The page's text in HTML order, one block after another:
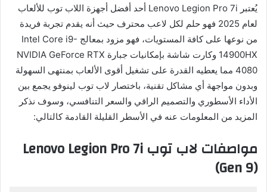
يُعتبر Lenovo Legion Pro 7i أحد أفضل أجهزة اللاب توب للألعاب
لعام 2025 فهو حلم لكل لاعب محترف حيث أنه يقدم تجربة فريدة
من نوعها على كافة المستويات، فهو مزود بمعالج Intel Core i9-
14900HX وكارت شاشة بإمكانيات جبارة NVIDIA GeForce RTX
4080 مما يعطيه القدرة على تشغيل أقوى الألعاب بمنتهى السهولة
وبدون مواجهة أي مشاكل تقنية، باختصار لاب توب لينوفو يجمع بين
الأداء الأسطوري والتصميم الراقي والسعر التنافسي، وسوف نذكر
المزيد من المعلومات عنه في الأسطر القليلة القادمة كالتالي:
مواصفات لاب توب Lenovo Legion Pro 7i
(Gen 9)